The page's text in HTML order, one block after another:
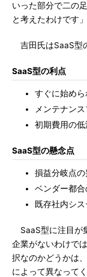
いった部分で二の
と考えたわけです
吉田氏はSaaS型
SaaS型の利点
すぐに始めら
メンテナン
初期費用の低
SaaS型の懸念点
損益分岐点の
ベンダー都
既存社内シ
SaaS型に注目が
企業がないわけで
択なのかどうかは
によって異なって